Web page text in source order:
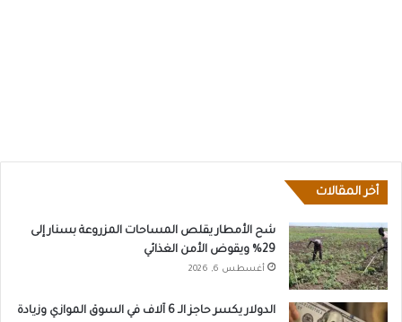
أخر المقالات
شح الأمطار يقلص المساحات المزروعة بسنار إلى
29% ويقوض الأمن الغذائي
أغسطس 6, 2026
الدولار يكسر حاجز الـ 6 آلاف في السوق الموازي وزيادة